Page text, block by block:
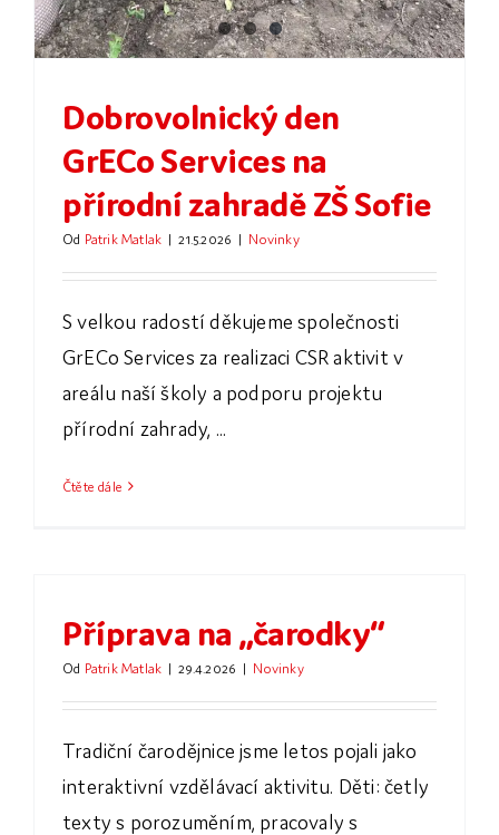
Dobrovolnický den
GrECo Services na
přírodní zahradě ZŠ Sofie
Od Patrik Matlak | 21.5.2026 | Novinky
S velkou radostí děkujeme společnosti
GrECo Services za realizaci CSR aktivit v
areálu naší školy a podporu projektu
přírodní zahrady, ...
Čtěte dále
Příprava na „čarodky“
Od Patrik Matlak | 29.4.2026 | Novinky
Tradiční čarodějnice jsme letos pojali jako
interaktivní vzdělávací aktivitu. Děti: četly
texty s porozuměním, pracovaly s